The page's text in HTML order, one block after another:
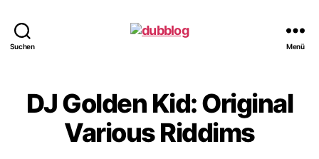
Suchen Menü
DJ Golden Kid: Original
Various Riddims